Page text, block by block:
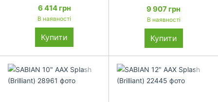
6 414 грн
В наявності
Купити
9 907 грн
В наявності
Купити